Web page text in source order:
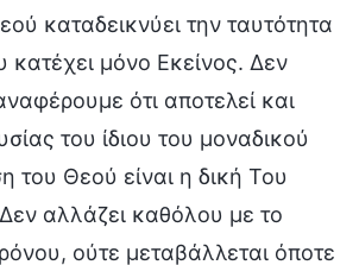
καταδεικνύει την ταυτότητα
κατέχει μόνο Εκείνος. Δεν
ότι αποτελεί και
του ίδιου του μοναδικού
του Θεού είναι η δική Του
αλλάζει καθόλου με το
ούτε μεταβάλλεται όποτε